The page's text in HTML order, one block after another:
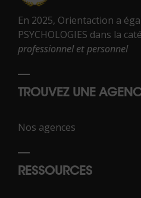
En 2025, Orientaction a
PSYCHOLOGIES dans la
professionnel et personnel
TROUVEZ UNE
Nos agences
RESSOURCES